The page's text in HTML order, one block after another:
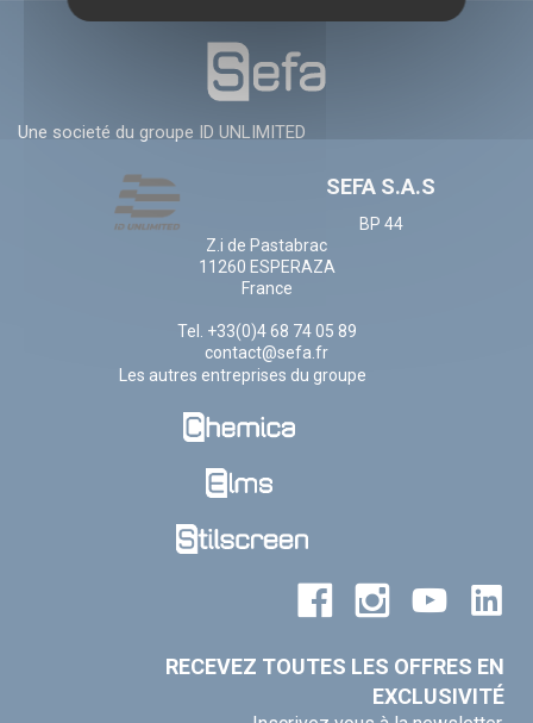
Une societé du groupe ID UNLIMITED
SEFA S.A.S
BP 44
Z.i de Pastabrac
11260 ESPERAZA
France
Tel. +33(0)4 68 74 05 89
contact@sefa.fr
Les autres entreprises du groupe
RECEVEZ TOUTES LES OFFRES EN
EXCLUSIVITÉ